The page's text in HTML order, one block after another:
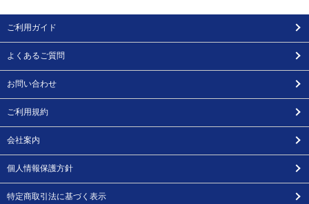
ご利用ガイド
よくあるご質問
お問い合わせ
ご利用規約
会社案内
個人情報保護方針
特定商取引法に基づく表示